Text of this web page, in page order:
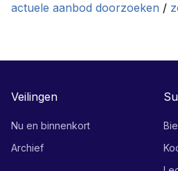
actuele aanbod doorzoeken /
Veilingen
Nu en binnenkort
Archief